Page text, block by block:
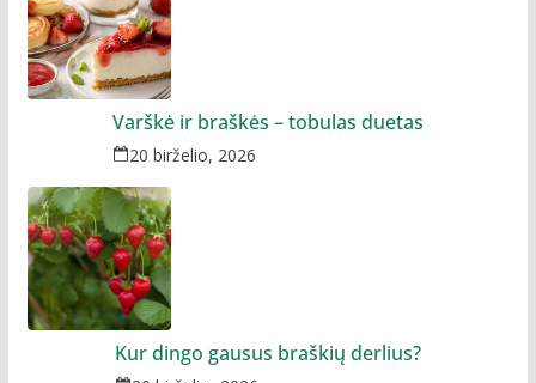
Varškė ir braškės – tobulas duetas
20 birželio, 2026
Kur dingo gausus braškių derlius?